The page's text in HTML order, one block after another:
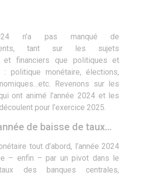
n’a pas manqué de
tant sur les sujets
et financiers que politiques et
: politique monétaire, élections,
Revenons sur les
ont animé l’année 2024 et les
pour l’exercice 2025.
de baisse de taux…
tout d’abord, l’année 2024
– enfin ­– par un pivot dans le
des banques centrales,